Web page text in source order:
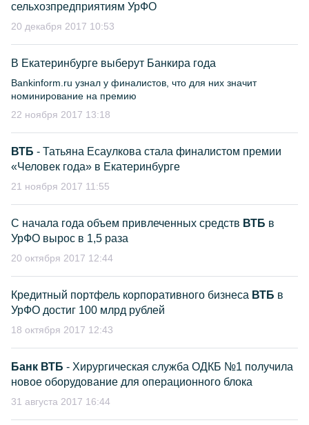
сельхозпредприятиям УрФО
20 декабря 2017 10:53
В Екатеринбурге выберут Банкира года
Bankinform.ru узнал у финалистов, что для них значит
номинирование на премию
22 ноября 2017 13:18
ВТБ - Татьяна Есаулкова стала финалистом премии
«Человек года» в Екатеринбурге
21 ноября 2017 11:55
С начала года объем привлеченных средств ВТБ в
УрФО вырос в 1,5 раза
20 октября 2017 12:44
Кредитный портфель корпоративного бизнеса ВТБ в
УрФО достиг 100 млрд рублей
18 октября 2017 12:43
Банк ВТБ - Хирургическая служба ОДКБ №1 получила
новое оборудование для операционного блока
31 августа 2017 16:44